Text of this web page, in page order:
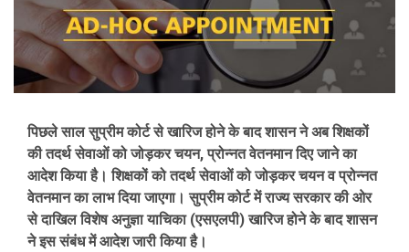
पिछले साल सुप्रीम कोर्ट से खारिज होने के बाद शासन ने अब शिक्षकों
की तदर्थ सेवाओं को जोड़कर चयन, प्रोन्नत वेतनमान दिए जाने का
आदेश किया है। शिक्षकों को तदर्थ सेवाओं को जोड़कर चयन व प्रोन्नत
वेतनमान का लाभ दिया जाएगा। सुप्रीम कोर्ट में राज्य सरकार की ओर
से दाखिल विशेष अनुज्ञा याचिका (एसएलपी) खारिज होने के बाद शासन
ने इस संबंध में आदेश जारी किया है।